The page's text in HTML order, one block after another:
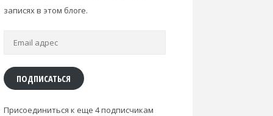
записях в этом блоге.
Email
ПОДПИСАТЬСЯ
Присоединиться к еще 4 подписчикам